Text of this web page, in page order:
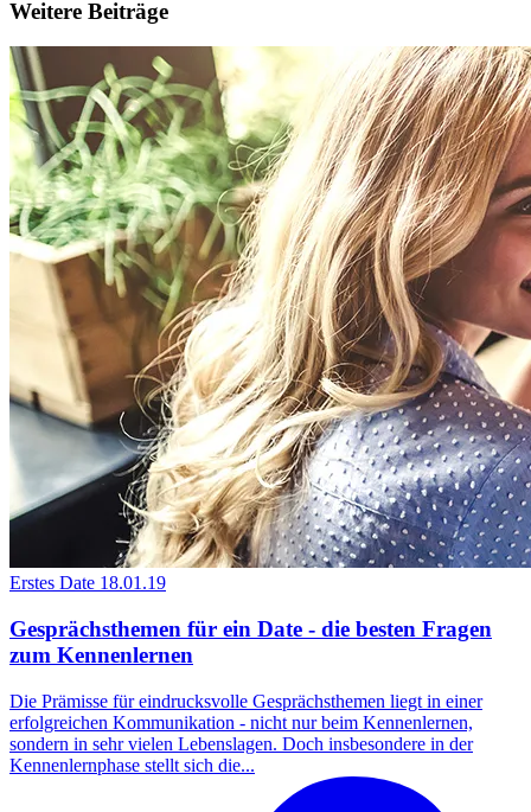
Weitere Beiträge
Erstes Date 18.01.19
Gesprächsthemen für ein Date - die besten Fragen
zum Kennenlernen
Die Prämisse für eindrucksvolle Gesprächsthemen liegt in einer
erfolgreichen Kommunikation - nicht nur beim Kennenlernen,
sondern in sehr vielen Lebenslagen. Doch insbesondere in der
Kennenlernphase stellt sich die...